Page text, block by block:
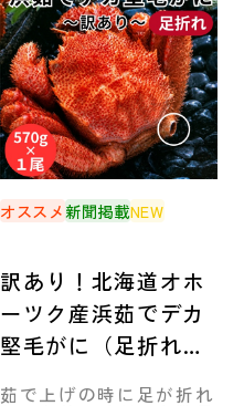
オススメ新聞掲載NEW
訳あり！北海道オホ
ーツク産浜茹でデカ
堅毛がに（足折れ）
茹で上げの時に足が折れ